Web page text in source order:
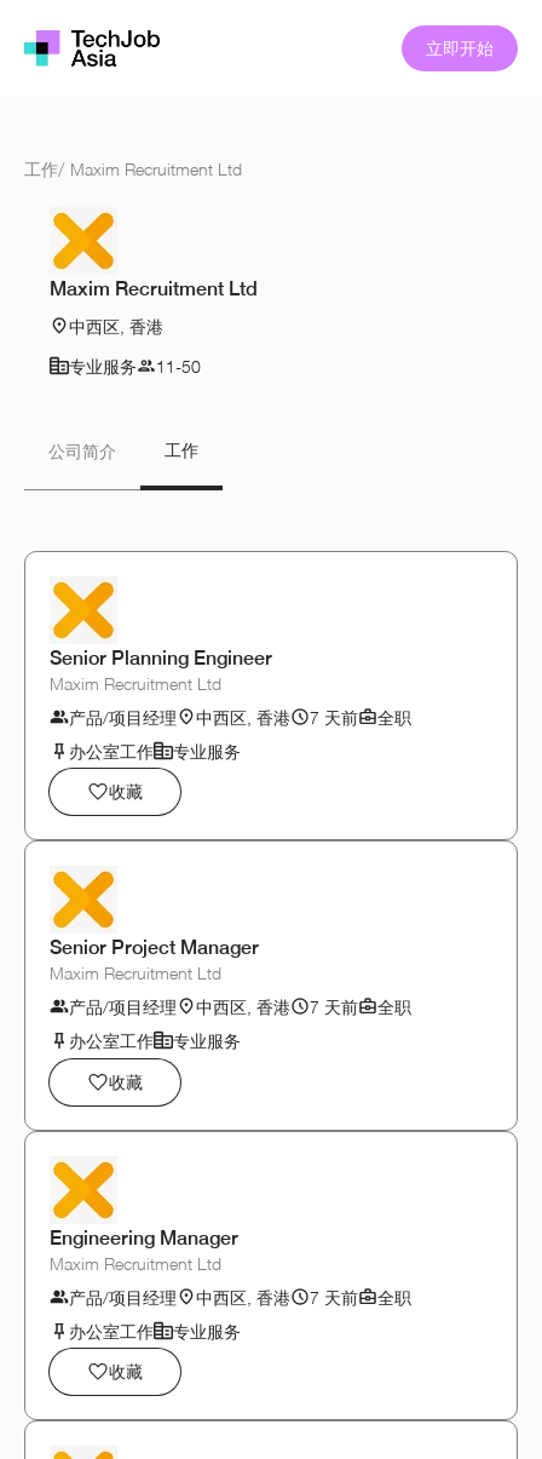
立即开始
工作/ Maxim Recruitment Ltd
Maxim Recruitment Ltd
中西区, 香港
专业服务
11-50
公司简介 工作
Senior Planning Engineer
Maxim Recruitment Ltd
产品/项目经理
中西区, 香港 7 天前
全职
办公室工作
专业服务
收藏
Senior Project Manager
Maxim Recruitment Ltd
产品/项目经理
中西区, 香港 7 天前
全职
办公室工作
专业服务
收藏
Engineering Manager
Maxim Recruitment Ltd
产品/项目经理
中西区, 香港 7 天前
全职
办公室工作
专业服务
收藏